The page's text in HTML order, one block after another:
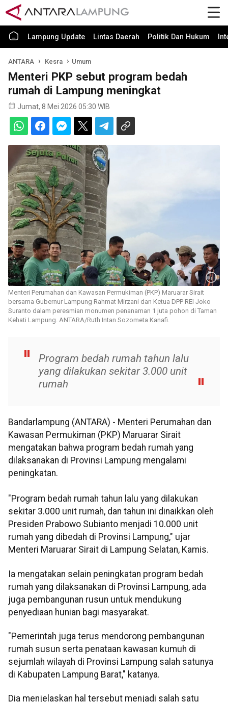
Lampung Update Lintas Daerah Politik Dan Hukum
ANTARA Kesra Umum
Menteri PKP sebut program bedah
rumah di Lampung meningkat
Jumat, 8 Mei 2026 05:30 WIB
Menteri Perumahan dan Kawasan Permukiman (PKP) Maruarar Sirait
bersama Gubernur Lampung Rahmat Mirzani dan Ketua DPP REI Joko
Suranto dalam peresmian monumen penanaman 1 juta pohon di Taman
Kehati Lampung. ANTARA/Ruth Intan Sozometa Kanafi.
Program bedah rumah tahun lalu
yang dilakukan sekitar 3.000 unit
rumah
Bandarlampung (ANTARA) - Menteri Perumahan dan
Kawasan Permukiman (PKP) Maruarar Sirait
mengatakan bahwa program bedah rumah yang
dilaksanakan di Provinsi Lampung mengalami
peningkatan.
"Program bedah rumah tahun lalu yang dilakukan
sekitar 3.000 unit rumah, dan tahun ini dinaikkan oleh
Presiden Prabowo Subianto menjadi 10.000 unit
rumah yang dibedah di Provinsi Lampung," ujar
Menteri Maruarar Sirait di Lampung Selatan, Kamis.
Ia mengatakan selain peningkatan program bedah
rumah yang dilaksanakan di Provinsi Lampung, ada
juga pembangunan rusun untuk mendukung
penyediaan hunian bagi masyarakat.
"Pemerintah juga terus mendorong pembangunan
rumah susun serta penataan kawasan kumuh di
sejumlah wilayah di Provinsi Lampung salah satunya
di Kabupaten Lampung Barat," katanya.
Dia menjelaskan hal tersebut menjadi salah satu